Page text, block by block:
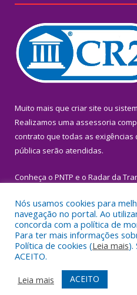
Muito mais que criar site ou
Realizamos uma assessoria
contrato que todas as exigências
pública serão atendidas.
Conheça o PNTP e o Radar da
Todos os direitos reservados a
Mapa do Site
Acessar Área
Acessar Webmail
Nós usamos cookies para
navegação no portal. Ao
concorda com a política de
Para ter mais informações
Política de cookies (Leia mais).
ACEITO.
Leia mais
ACEITO